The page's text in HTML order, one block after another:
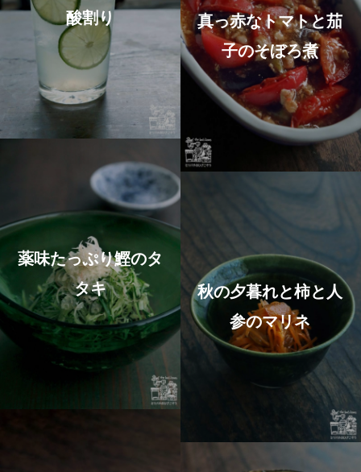
酸割り
真っ赤なトマトと茄
子のそぼろ煮
薬味たっぷり鰹のタ
タキ
秋の夕暮れと柿と人
参のマリネ